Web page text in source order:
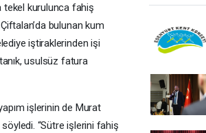
tekel kurulunca fahiş
bulunan kum
iştiraklerinden işi
usulsüz fatura
işlerinin de Murat
söyledi. “Sütre işlerini fahiş